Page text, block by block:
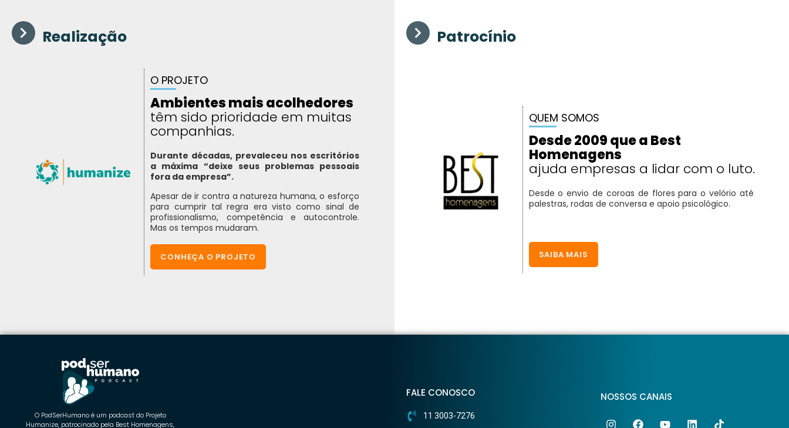
Realização
O PROJETO
Ambientes mais acolhedores
têm sido prioridade em muitas
companhias.
Durante décadas, prevaleceu nos escritórios
a máxima “deixe seus problemas pessoais
fora da empresa”.
Apesar de ir contra a natureza humana, o esforço
para cumprir tal regra era visto como sinal de
profissionalismo, competência e autocontrole.
Mas os tempos mudaram.
CONHEÇA O PROJETO
Patrocínio
QUEM SOMOS
Desde 2009 que a Best
Homenagens
ajuda empresas a lidar com o luto.
Desde o envio de coroas de flores para o velório até
palestras, rodas de conversa e apoio psicológico.
SAIBA MAIS
O PodSerHumano é um podcast do Projeto
Humanize, patrocinado pela Best Homenagens,
FALE CONOSCO
11 3003-7276
NOSSOS CANAIS